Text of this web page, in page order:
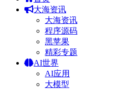
大海资讯
大海资讯
程序源码
黑苹果
精彩专题
AI世界
AI应用
大模型